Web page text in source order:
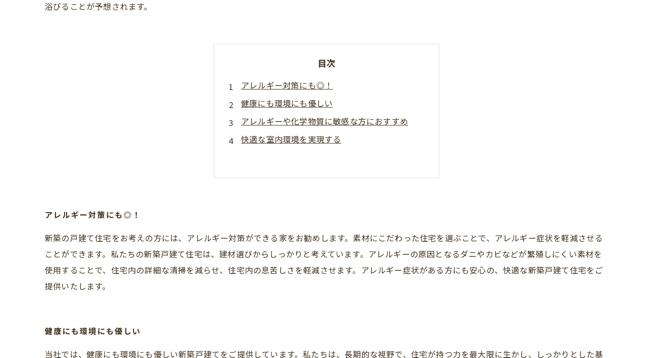
浴びることが予想されます。
目次
アレルギー対策にも◎！
健康にも環境にも優しい
アレルギーや化学物質に敏感な方におすすめ
快適な室内環境を実現する
アレルギー対策にも◎！
新築の戸建て住宅をお考えの方には、アレルギー対策ができる家をお勧めします。素材にこだわった住宅を選ぶことで、アレルギー症状を軽減させる
ことができます。私たちの新築戸建て住宅は、建材選びからしっかりと考えています。アレルギーの原因となるダニやカビなどが繁殖しにくい素材を
使用することで、住宅内の詳細な清掃を減らせ、住宅内の息苦しさを軽減させます。アレルギー症状がある方にも安心の、快適な新築戸建て住宅をご
提供いたします。
健康にも環境にも優しい
当社では、健康にも環境にも優しい新築戸建てをご提供しています。私たちは、長期的な視野で、住宅が持つ力を最大限に生かし、しっかりとした基